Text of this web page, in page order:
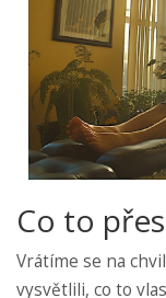
Co to
Vrátíme se na
vysvětlili, co to